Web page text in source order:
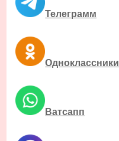
Телеграмм
Одноклассники
Ватсапп